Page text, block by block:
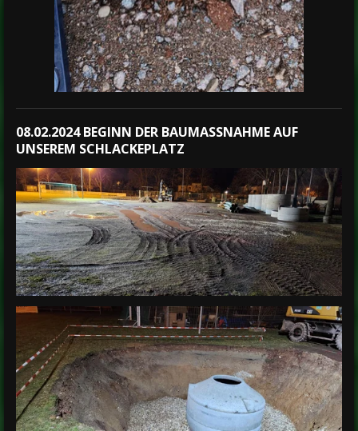
08.02.2024 BEGINN DER BAUMASSNAHME AUF U
NSEREM SCHLACKEPLATZ